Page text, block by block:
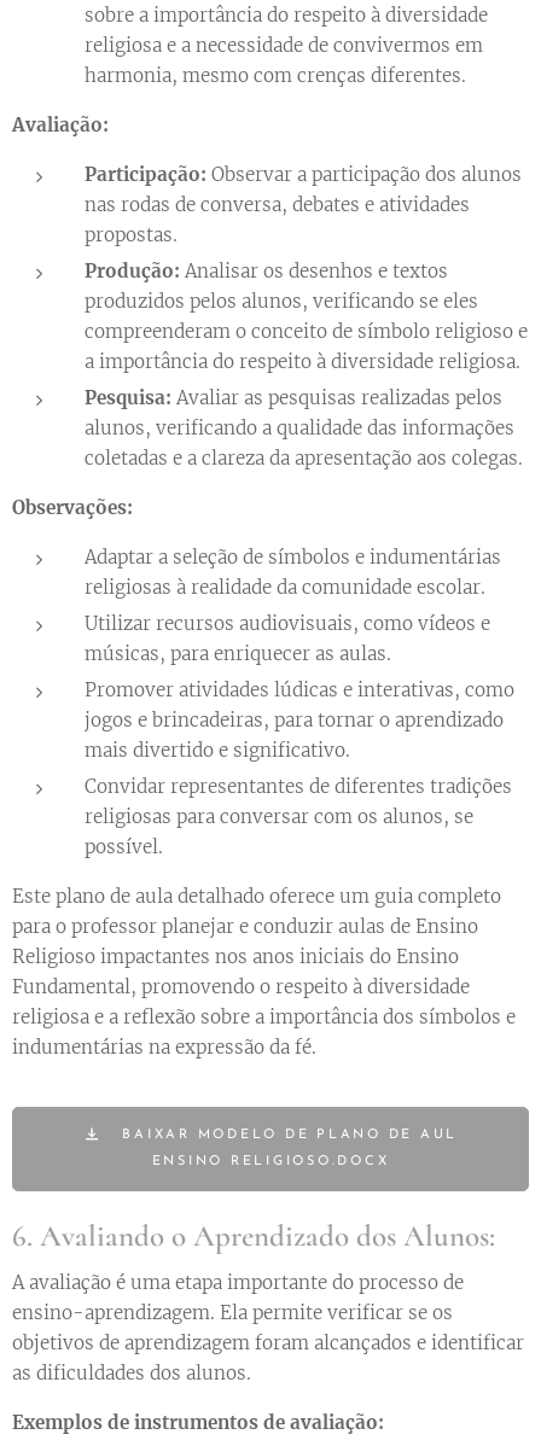
sobre a importância do respeito à diversidade
religiosa e a necessidade de convivermos em
harmonia, mesmo com crenças diferentes.
Avaliação:
Participação: Observar a participação dos alunos
nas rodas de conversa, debates e atividades
propostas.
Produção: Analisar os desenhos e textos
produzidos pelos alunos, verificando se eles
compreenderam o conceito de símbolo religioso e
a importância do respeito à diversidade religiosa.
Pesquisa: Avaliar as pesquisas realizadas pelos
alunos, verificando a qualidade das informações
coletadas e a clareza da apresentação aos colegas.
Observações:
Adaptar a seleção de símbolos e indumentárias
religiosas à realidade da comunidade escolar.
Utilizar recursos audiovisuais, como vídeos e
músicas, para enriquecer as aulas.
Promover atividades lúdicas e interativas, como
jogos e brincadeiras, para tornar o aprendizado
mais divertido e significativo.
Convidar representantes de diferentes tradições
religiosas para conversar com os alunos, se
possível.
Este plano de aula detalhado oferece um guia completo
para o professor planejar e conduzir aulas de Ensino
Religioso impactantes nos anos iniciais do Ensino
Fundamental, promovendo o respeito à diversidade
religiosa e a reflexão sobre a importância dos símbolos e
indumentárias na expressão da fé.
BAIXAR MODELO DE PLANO DE AUL
ENSINO RELIGIOSO.DOCX
6. Avaliando o Aprendizado dos Alunos:
A avaliação é uma etapa importante do processo de
ensino-aprendizagem. Ela permite verificar se os
objetivos de aprendizagem foram alcançados e identificar
as dificuldades dos alunos.
Exemplos de instrumentos de avaliação: